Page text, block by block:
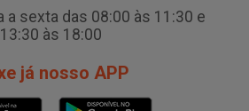
a sexta das 08:00 às 11:30 e
13:30 às 18:00
já nosso APP